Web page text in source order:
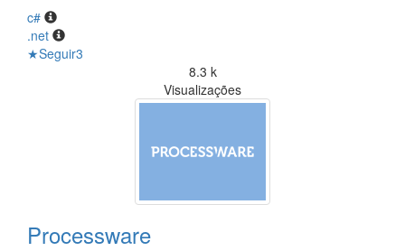
c#
.net
★Seguir3
8.3 k
Visualizações
Processware